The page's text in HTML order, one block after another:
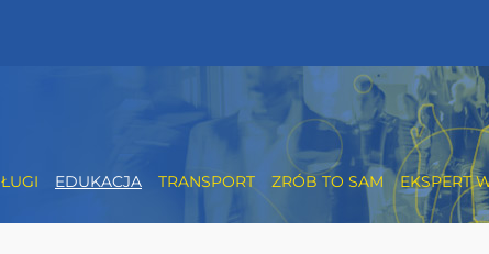
EDUKACJA TRANSPORT ZRÓB TO SAM EKSPERT